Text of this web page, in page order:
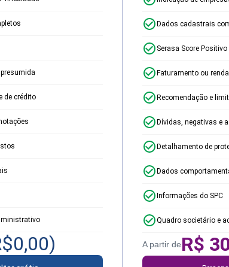
de crédito
0,00)
Dados cadastrais
Serasa Score Positivo
Faturamento ou
Recomendação e
Dívidas, negativas e
Detalhamento de
Dados
Informações do SPC
Quadro societário e
A partir deR$